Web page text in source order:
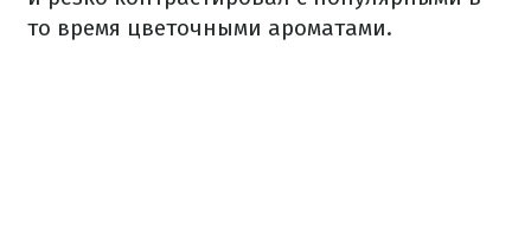
то время цветочными ароматами.